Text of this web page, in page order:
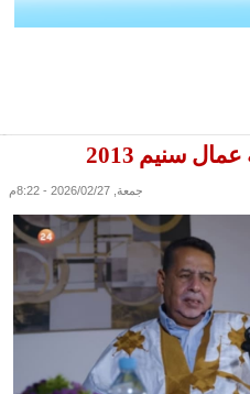
سنيم 2013
جمعة, 2026/02/27 - 8:22م